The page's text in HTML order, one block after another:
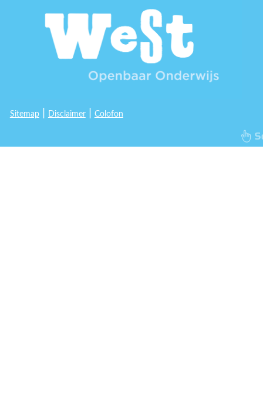
Sitemap| Disclaimer| Colofon